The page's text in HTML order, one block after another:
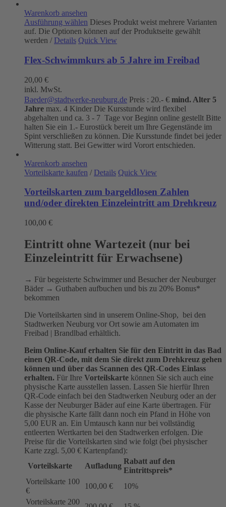
Warenkorb ansehen
Ausführung wählen Dieses Produkt weist mehrere Varianten
auf. Die Optionen können auf der Produktseite gewählt
werden / Details Quick View
Flex-Schwimmkurs ab 5 Jahre im Freibad
20,00 €
inkl. MwSt.
Baeder@stadtwerke-neuburg.de Preis : 20.- € mind. Alter 5
Jahre max. 4 Kinder Die Kursstunde wird flexibel
abgehalten und ca. 3 - 7 Tage vor Beginn online gestellt Bitte
halten Sie ein 1.- Eurostück bereit um Ihre Gegenstände im
Spint verschließen zu können. Die Kursstunde findet bei jeder
Witterung statt. Bei Gewitter wird Vorort entschieden.
Warenkorb ansehen
Vorteilskarte kaufen / Details Quick View
Vorteilskarten zum bargeldlosen Zahlen
und/oder direkten Einzeleintritt am Drehkreuz
100,00 €
Eintritt ohne Wartezeit (nur bei
Einzeleintritt für Erwachsene)
→ Für begeisterte Schwimmer und Besucher der Neuburger
Bäder → Guthaben aufbuchen und bis zu 20% Bonus*
bekommen
Die Vorteilskarten sind in unserem Online-Shop, bei den
Stadtwerken Neuburg vor Ort sowie am Automaten im
Freibad | Brandlbad erhältlich.
Beim Online-Kauf erhalten Sie für den Eintritt in das Bad
einen QR-Code, mit dem Sie direkt zum Drehkreuz gehen
können und über das Scannen des QR-Codes Einlass
erhalten. Für Ihre Vorteilskarte können Sie sich auch eine
physische Karte ausstellen lassen. Lassen Sie hierfür Ihren
QR-Code einfach bei den Stadtwerken Neuburg oder an der
Kasse der Neuburger Bäder auf eine Karte übertragen. Für
die physische Karte fällt dann noch ein Pfand in Höhe von
5,00 EUR an. Ein Umtausch kann nur bei vollständig
entleerten Wertkarten bei den Stadtwerken erfolgen. Die
Preise für die Vorteilskarten sind wie folgt (bei physischer
Karte zzgl. 5,00 € Kartenpfand):
Vorteilskarte
Aufladung
Rabatt auf den
Eintrittspreis*
Vorteilskarte 100
€
100,00 €
10%
Vorteilskarte 200